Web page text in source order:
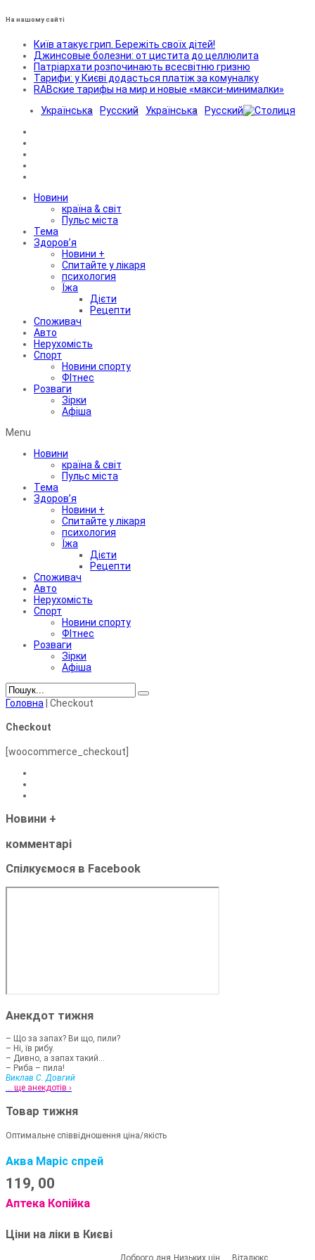
На нашому сайті
Київ атакує грип. Бережіть своїх дітей!
Джинсовые болезни: от цистита до целлюлита
Патріархати розпочинають всесвітню гризню
Тарифи: у Києві додасться платіж за комуналку
RABские тарифы на мир и новые «макси-минималки»
Українська
Русский Українська Русский
Новини
країна & світ
Пульс міста
Тема
Здоров’я
Новини +
Спитайте у лікаря
психология
Їжа
Дієти
Рецепти
Споживач
Авто
Нерухомість
Спорт
Новини спорту
ФІтнес
Розваги
Зірки
Афіша
Menu
Новини
країна & світ
Пульс міста
Тема
Здоров’я
Новини +
Спитайте у лікаря
психология
Їжа
Дієти
Рецепти
Споживач
Авто
Нерухомість
Спорт
Новини спорту
ФІтнес
Розваги
Зірки
Афіша
Головна Checkout
Checkout
[woocommerce_checkout]
Новини +
комментарі
Спілкуємося в Facebook
Анекдот тижня
– Що за запах? Ви що, пили?
– Ні, їв рибу.
– Дивно, а запах такий...
– Риба – пила!
Виклав С. Довгий
... ще анекдотів ›
Товар тижня
Оптимальне співвідношення ціна/якість
Аква Маріс спрей
119, 00
Аптека Копійка
Ціни на ліки в Києві
Доброго дня Низьких цін Віталюкс